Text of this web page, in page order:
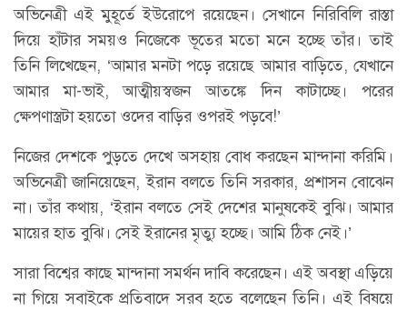
অভিনেত্রী এই মুহূর্তে ইউরোপে রয়েছেন। সেখানে নিরিবিলি রাস্তা
দিয়ে হাঁটার সময়ও নিজেকে ভূতের মতো মনে হচ্ছে তাঁর। তাই
তিনি লিখেছেন, ‘আমার মনটা পড়ে রয়েছে আমার বাড়িতে, যেখানে
আমার মা-ভাই, আত্মীয়স্বজন আতঙ্কে দিন কাটাচ্ছে। পরের
ক্ষেপণাস্ত্রটা হয়তো ওদের বাড়ির ওপরই পড়বে!’
নিজের দেশকে পুড়তে দেখে অসহায় বোধ করছেন মান্দানা করিমি।
অভিনেত্রী জানিয়েছেন, ইরান বলতে তিনি সরকার, প্রশাসন বোঝেন
না। তাঁর কথায়, ‘ইরান বলতে সেই দেশের মানুষকেই বুঝি। আমার
মায়ের হাত বুঝি। সেই ইরানের মৃত্যু হচ্ছে। আমি ঠিক নেই।’
সারা বিশ্বের কাছে মান্দানা সমর্থন দাবি করেছেন। এই অবস্থা এড়িয়ে
না গিয়ে সবাইকে প্রতিবাদে সরব হতে বলেছেন তিনি। এই বিষয়ে